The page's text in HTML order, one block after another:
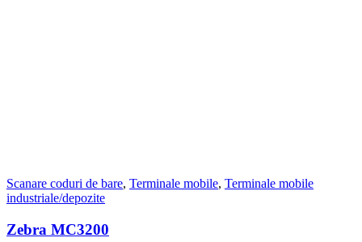
Scanare coduri de bare, Terminale mobile, Terminale mobile
industriale/depozite
Zebra MC3200